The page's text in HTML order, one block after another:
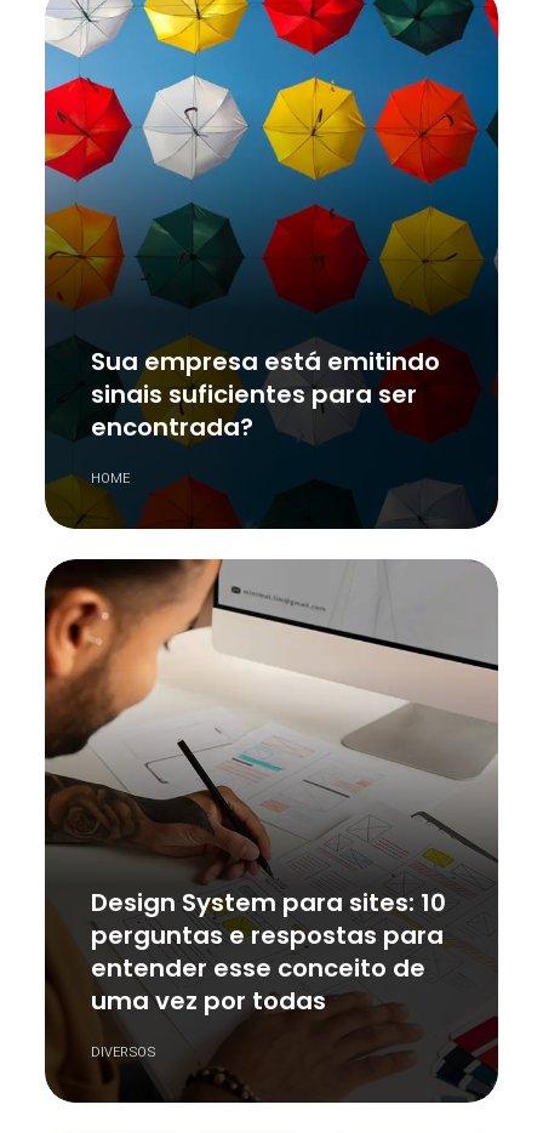
Sua empresa está emitindo
sinais suficientes para ser
encontrada?
HOME
Design System para sites: 10
perguntas e respostas para
entender esse conceito de
uma vez por todas
DIVERSOS